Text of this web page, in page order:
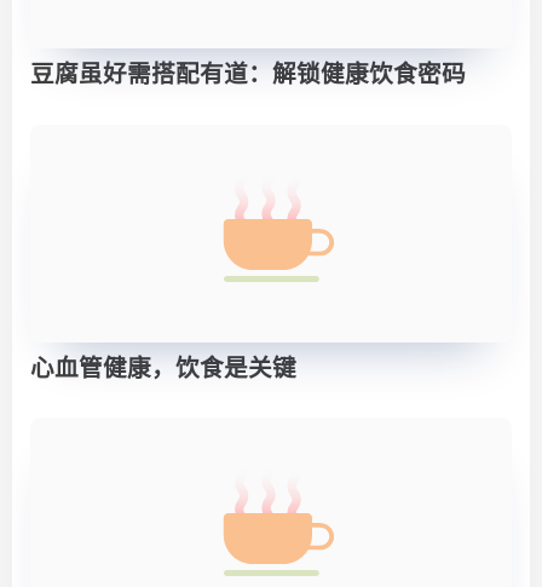
豆腐虽好需搭配有道：解锁健康饮食密码
心血管健康，饮食是关键